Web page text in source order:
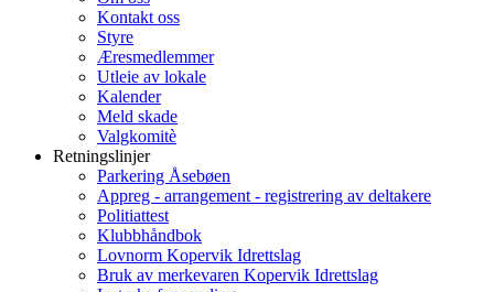
Kontakt oss
Styre
Æresmedlemmer
Utleie av lokale
Kalender
Meld skade
Valgkomitè
Retningslinjer
Parkering Åsebøen
Appreg - arrangement - registrering av deltakere
Politiattest
Klubbhåndbok
Lovnorm Kopervik Idrettslag
Bruk av merkevaren Kopervik Idrettslag